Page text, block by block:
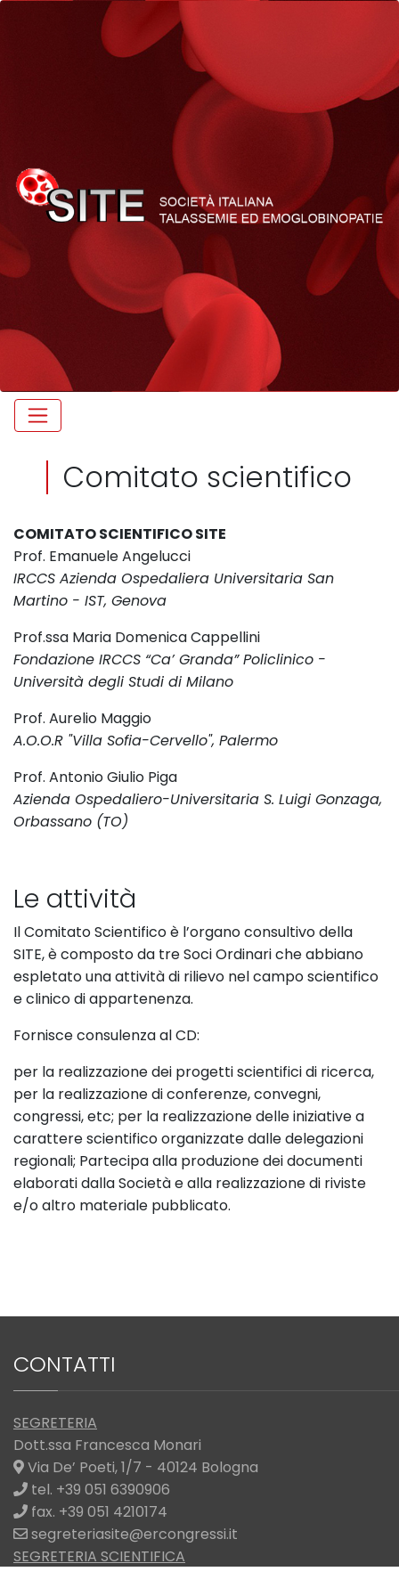
Comitato scientifico
COMITATO SCIENTIFICO SITE
Prof. Emanuele Angelucci
IRCCS Azienda Ospedaliera Universitaria San
Martino - IST, Genova
Prof.ssa Maria Domenica Cappellini
Fondazione IRCCS “Ca’ Granda” Policlinico -
Università degli Studi di Milano
Prof. Aurelio Maggio
A.O.O.R "Villa Sofia-Cervello", Palermo
Prof. Antonio Giulio Piga
Azienda Ospedaliero-Universitaria S. Luigi Gonzaga,
Orbassano (TO)
Le attività
Il Comitato Scientifico è l’organo consultivo della
SITE, è composto da tre Soci Ordinari che abbiano
espletato una attività di rilievo nel campo scientifico
e clinico di appartenenza.
Fornisce consulenza al CD:
per la realizzazione dei progetti scientifici di ricerca,
per la realizzazione di conferenze, convegni,
congressi, etc; per la realizzazione delle iniziative a
carattere scientifico organizzate dalle delegazioni
regionali; Partecipa alla produzione dei documenti
elaborati dalla Società e alla realizzazione di riviste
e/o altro materiale pubblicato.
CONTATTI
SEGRETERIA
Dott.ssa Francesca Monari
Via De’ Poeti, 1/7 - 40124 Bologna
tel. +39 051 6390906
fax. +39 051 4210174
segreteriasite@ercongressi.it
SEGRETERIA SCIENTIFICA